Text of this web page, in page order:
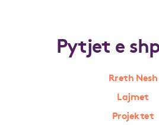
Pytjet e
Rreth Nesh
Lajmet
Projektet